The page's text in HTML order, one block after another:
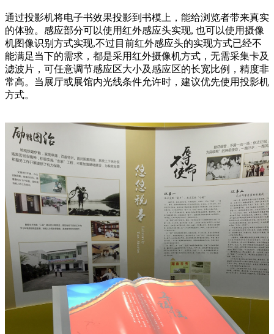
通过投影机将电子书效果投影到书模上，能给浏览者带来真实
的体验。感应部分可以使用红外感应头实现, 也可以使用摄像
机图像识别方式实现,不过目前红外感应头的实现方式已经不
能满足当下的需求，都是采用红外摄像机方式，无需采集卡及
滤波片，可任意调节感应区大小及感应区的长宽比例，精度非
常高。当展厅或展馆内光线条件允许时，建议优先使用投影机
方式。